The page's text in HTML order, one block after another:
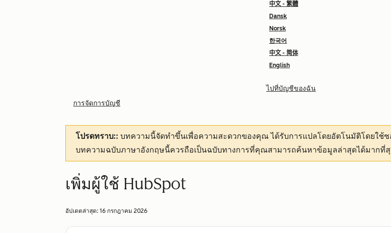
中文 - 繁體
Dansk
Norsk
한국어
中文 - 简体
English
ไปที่บัญชีของฉัน
การจัดการบัญชี
โปรดทราบ:: บทความนี้จัดทำขึ้นเพื่อความสะดวกของคุณได้รับการแปลโดยอัตโนมัติโดยใช้
บทความฉบับภาษาอังกฤษนี้ควรถือเป็นฉบับทางการที่คุณสามารถค้นหาข้อมูลล่าสุดได้มากที่
เพิ่มผู้ใช้ HubSpot
อัปเดตล่าสุด: 16 กรกฎาคม 2026